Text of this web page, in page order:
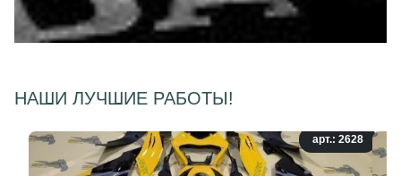
НАШИ ЛУЧШИЕ РАБОТЫ!
арт.: 2628